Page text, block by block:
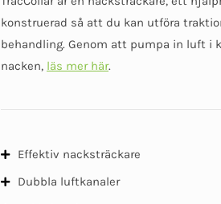
var:
1
288 kr.
är:
990 kr.
konstruerad så att du kan utföra
behandling. Genom att pumpa in luft i
nacken, läs mer här.
Effektiv nacksträckare
Dubbla luftkanaler